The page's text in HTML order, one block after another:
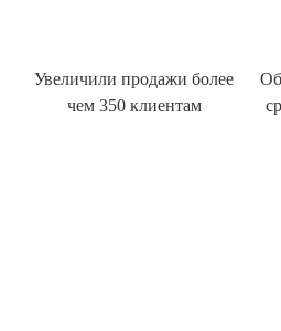
Увеличили продажи более
чем 350 клиентам